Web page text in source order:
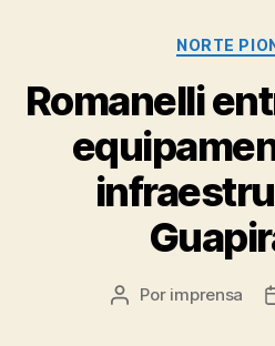
NORTE
Romanelli
Autor
Por imprensa